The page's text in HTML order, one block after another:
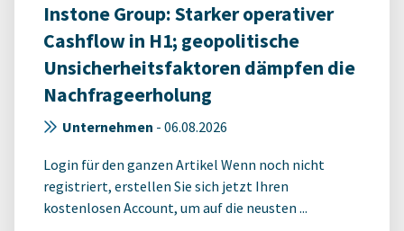
Instone Group: Starker operativer
Cashflow in H1; geopolitische
Unsicherheitsfaktoren dämpfen die
Nachfrageerholung
Unternehmen - 06.08.2026
Login für den ganzen Artikel Wenn noch nicht
registriert, erstellen Sie sich jetzt Ihren
kostenlosen Account, um auf die neusten ...